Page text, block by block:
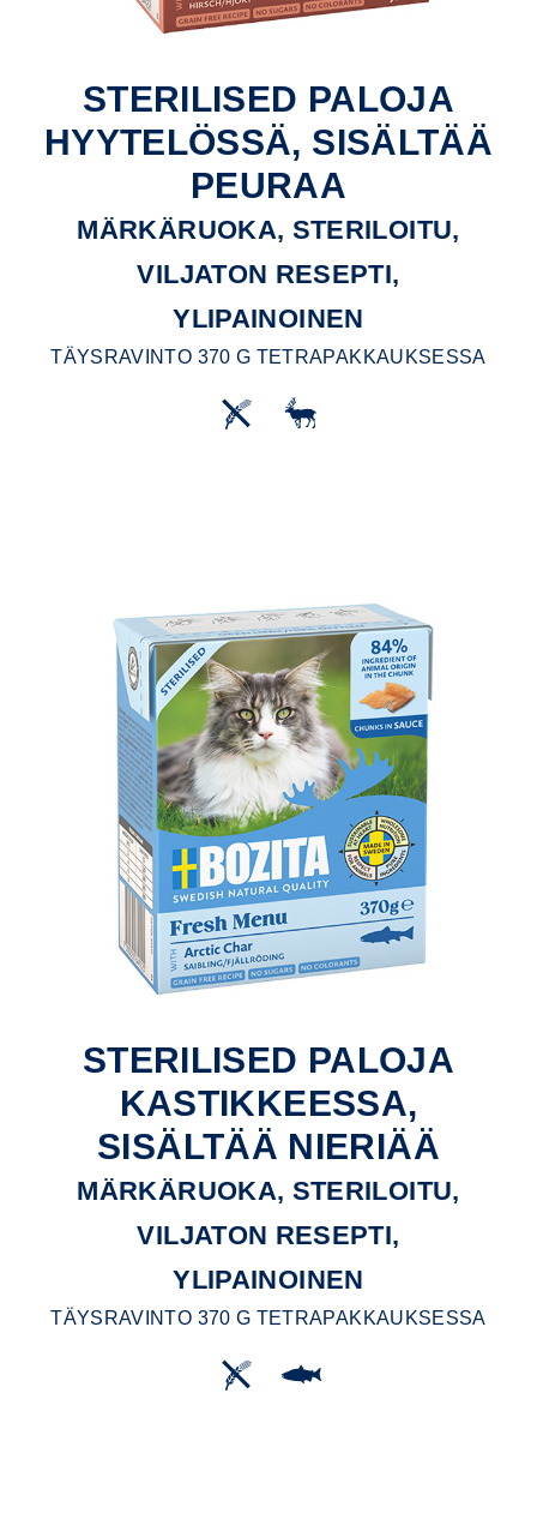
STERILISED PALOJA
HYYTELÖSSÄ, SISÄLTÄÄ
PEURAA
MÄRKÄRUOKA, STERILOITU,
VILJATON RESEPTI,
YLIPAINOINEN
TÄYSRAVINTO 370 G TETRAPAKKAUKSESSA
STERILISED PALOJA
KASTIKKEESSA,
SISÄLTÄÄ NIERIÄÄ
MÄRKÄRUOKA, STERILOITU,
VILJATON RESEPTI,
YLIPAINOINEN
TÄYSRAVINTO 370 G TETRAPAKKAUKSESSA